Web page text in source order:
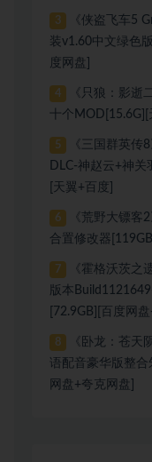
3
《侠盗飞车5
装v1.60中文绿色
度网盘]
4
《只狼：影逝
十个
5
《三国群英传
DLC-神赵云+神关
[天翼+百度]
6
《荒野大镖客
合置修改器
7
《霍格沃茨之
版本
[72.9GB][百度网盘
8
《卧龙：苍天
语配音豪华版整
网盘+夸克网盘]